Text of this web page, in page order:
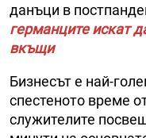
данъци в
германците искат
вкъщи
Бизнесът е най-
спестеното време
служителите